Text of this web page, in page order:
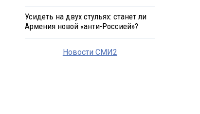
Усидеть на двух стульях: станет ли
Армения новой «анти-Россией»?
Новости СМИ2